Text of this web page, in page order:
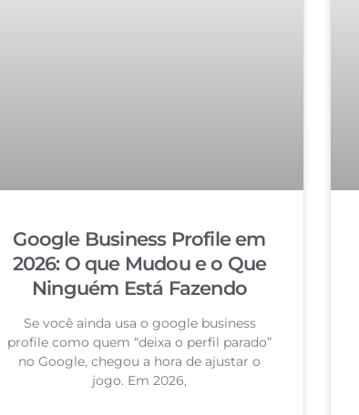
Google Business Profile em
2026: O que Mudou e o Que
Ninguém Está Fazendo
Se você ainda usa o google business
profile como quem “deixa o perfil parado”
no Google, chegou a hora de ajustar o
jogo. Em 2026,